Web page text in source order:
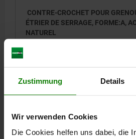
Zustimmung Details
Wir verwenden Cookies
Die Cookies helfen uns dabei, die
CONTRE-CROCHET POUR
ÉTRIER DE SERRAGE, FORME:A,
NATUREL